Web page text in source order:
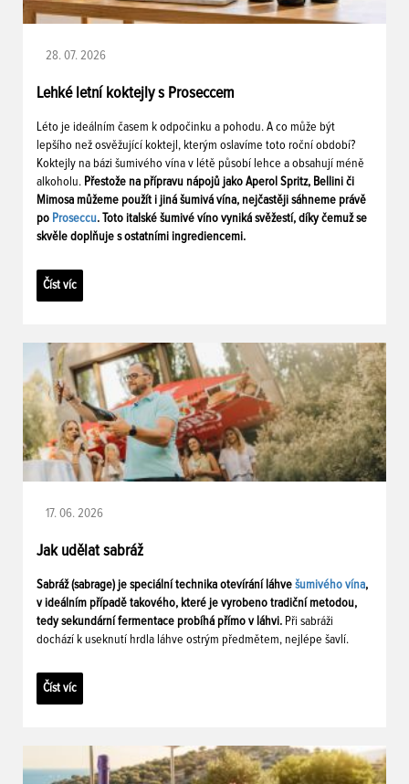
28. 07. 2026
Lehké letní koktejly s Proseccem
Léto je ideálním časem k odpočinku a pohodu. A co může být
lepšího než osvěžující koktejl, kterým oslavíme toto roční období?
Koktejly na bázi šumivého vína v létě působí lehce a obsahují méně
alkoholu. Přestože na přípravu nápojů jako Aperol Spritz, Bellini či
Mimosa můžeme použít i jiná šumivá vína, nejčastěji sáhneme právě
po Proseccu. Toto italské šumivé víno vyniká svěžestí, díky čemuž se
skvěle doplňuje s ostatními ingrediencemi.
Číst víc
17. 06. 2026
Jak udělat sabráž
Sabráž (sabrage) je speciální technika otevírání láhve šumivého vína,
v ideálním případě takového, které je vyrobeno tradiční metodou,
tedy sekundární fermentace probíhá přímo v láhvi. Při sabráži
dochází k useknutí hrdla láhve ostrým předmětem, nejlépe šavlí.
Číst víc